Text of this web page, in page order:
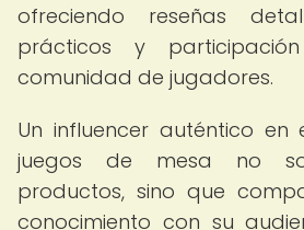
ofreciendo reseñas
prácticos y
comunidad de jugadores.
Un influencer auténtico
juegos de mesa no
productos, sino que
conocimiento con su